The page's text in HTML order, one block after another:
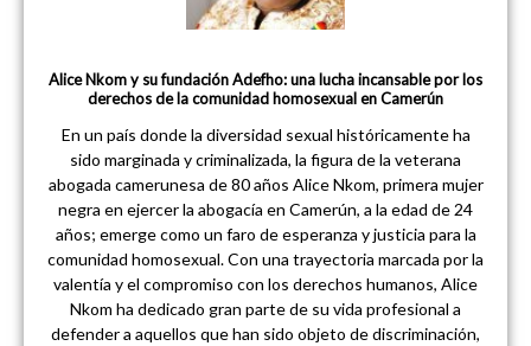
Alice Nkom y su fundación Adefho: una lucha incansable por los
derechos de la comunidad homosexual en Camerún
En un país donde la diversidad sexual históricamente ha
sido marginada y criminalizada, la figura de la veterana
abogada camerunesa de 80 años Alice Nkom, primera mujer
negra en ejercer la abogacía en Camerún, a la edad de 24
años; emerge como un faro de esperanza y justicia para la
comunidad homosexual. Con una trayectoria marcada por la
valentía y el compromiso con los derechos humanos, Alice
Nkom ha dedicado gran parte de su vida profesional a
defender a aquellos que han sido objeto de discriminación,